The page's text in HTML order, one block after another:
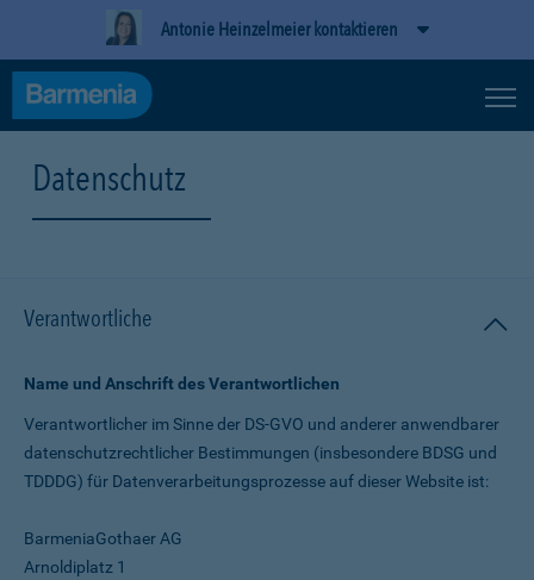
Antonie Heinzelmeier kontaktieren
Datenschutz
Verantwortliche
Name und Anschrift des Verantwortlichen
Verantwortlicher im Sinne der DS-GVO und anderer anwendbarer
datenschutz­rechtlicher Bestimmungen (insbesondere BDSG und
TDDDG) für Daten­verarbeitungs­prozesse auf dieser Website ist:
BarmeniaGothaer AG
Arnoldiplatz 1